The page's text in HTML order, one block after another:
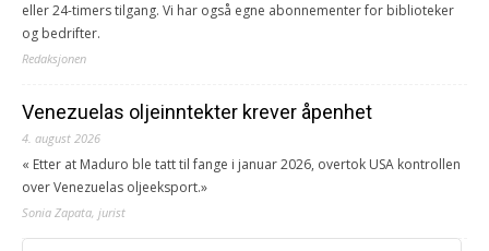
eller 24-timers tilgang. Vi har også egne abonnementer for biblioteker
og bedrifter.
Redaksjonen
Venezuelas oljeinntekter krever åpenhet
4. august 2026
« Etter at Maduro ble tatt til fange i januar 2026, overtok USA kontrollen
over Venezuelas oljeeksport.»
Sonia Zapata, jurist